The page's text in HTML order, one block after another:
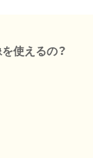
使えるの？